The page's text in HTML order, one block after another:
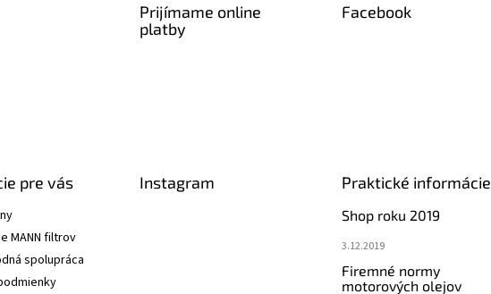
Prijímame online
platby
Facebook
pre vás
MANN filtrov
spolupráca
Instagram Praktické informácie
Shop roku 2019
3.12.2019
Firemné normy
motorových olejov